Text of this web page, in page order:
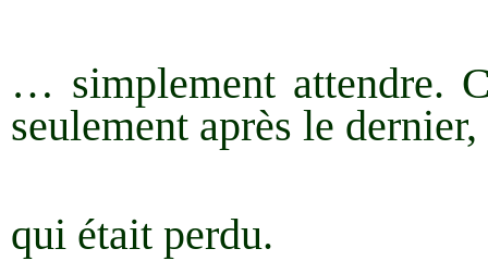
… simplement attendre.
seulement après le
qui était perdu.